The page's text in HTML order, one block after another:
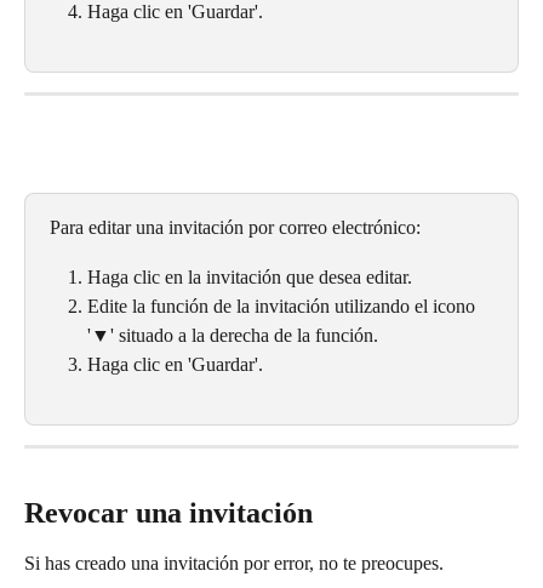
Haga clic en 'Guardar'.
Para editar una invitación por correo electrónico:
Haga clic en la invitación que desea editar.
Edite la función de la invitación utilizando el icono
'▼' situado a la derecha de la función.
Haga clic en 'Guardar'.
Revocar una invitación
Si has creado una invitación por error, no te preocupes.